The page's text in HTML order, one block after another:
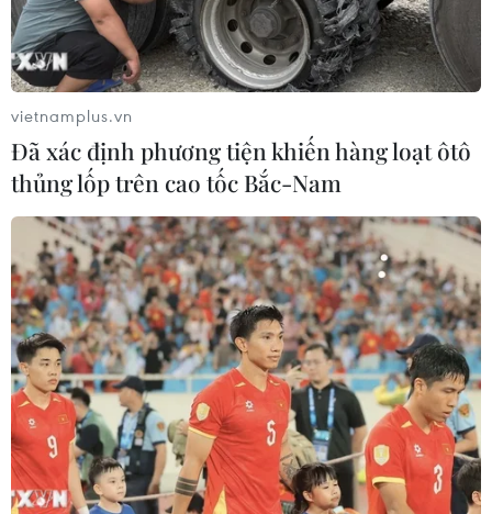
Hội thảo bàn tròn “Hợp tác văn hóa Việt-Nga: Thực
trạng và triển vọng” nhằm thúc đẩy hợp tác về văn hóa
giữa hai nước.
Tổng bí thư: Việt Nam luôn dành ưu tiên
vietnamplus.vn
Đã xác định phương tiện khiến hàng loạt ôtô
thủng lốp trên cao tốc Bắc-Nam